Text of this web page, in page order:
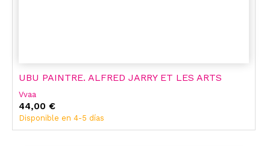
UBU PAINTRE. ALFRED JARRY ET LES ARTS
Vvaa
44,00 €
Disponible en 4-5 días